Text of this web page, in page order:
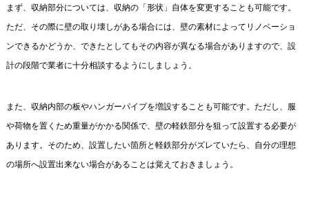
まず、収納部分については、収納の「形状」自体を変更することも可能です。
ただ、その際に壁の取り壊しがある場合には、壁の素材によってリノベーショ
ンできるかどうか、できたとしてもその内容が異なる場合がありますので、設
計の段階で業者に十分相談するようにしましょう。
また、収納内部の板やハンガーパイプを増設することも可能です。ただし、服
や荷物を置くため重量がかかる関係で、壁の軽鉄部分を狙って設置する必要が
あります。そのため、設置したい箇所と軽鉄部分がズレていたら、自分の理想
の場所へ設置出来ない場合があることは覚えておきましょう。